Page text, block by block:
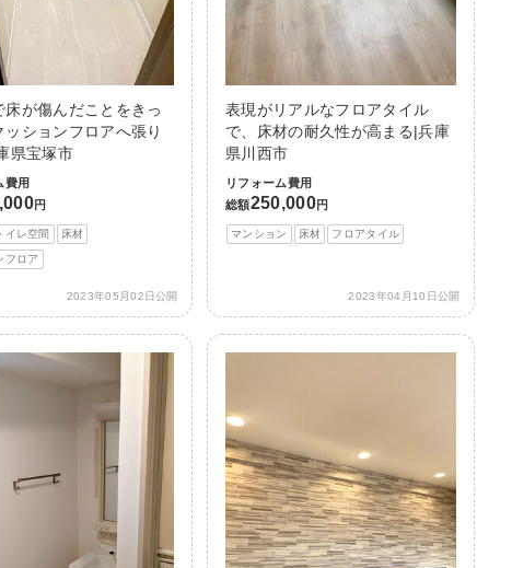
床が傷んだことをきっ
ッションフロアへ張り
県宝塚市
費用
円
イレ空間 床材
フロア
2023年05月02日公開
表現がリアルなフロアタイル
で、床材の耐久性が高まる|兵庫
県川西市
リフォーム費用
総額250,000円
マンション 床材 フロアタイル
2023年04月10日公開